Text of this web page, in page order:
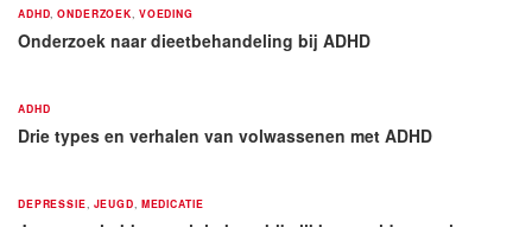
ADHD ,ONDERZOEK VOEDING
Onderzoek naar dieetbehandeling bij ADHD
ADHD
Drie types en verhalen van volwassenen met ADHD
DEPRESSIE JEUGD MEDICATIE